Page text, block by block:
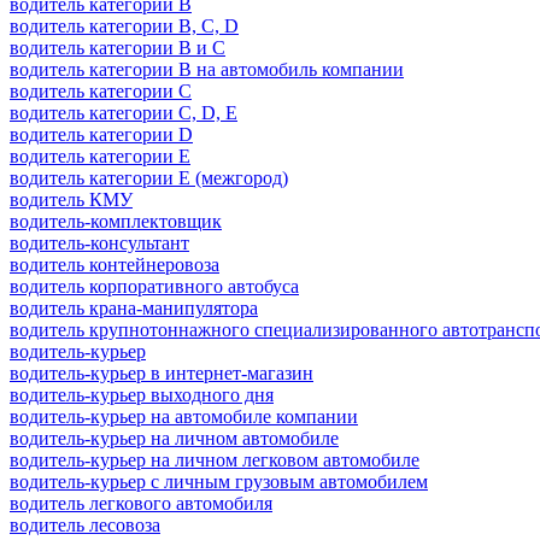
водитель категории B, C, D
водитель категории B и C
водитель категории B на автомобиль компании
водитель категории C
водитель категории C, D, E
водитель категории D
водитель категории E
водитель категории E (межгород)
водитель КМУ
водитель-комплектовщик
водитель-консультант
водитель контейнеровоза
водитель корпоративного автобуса
водитель крана-манипулятора
водитель крупнотоннажного специализированного
водитель-курьер
водитель-курьер в интернет-магазин
водитель-курьер выходного дня
водитель-курьер на автомобиле компании
водитель-курьер на личном автомобиле
водитель-курьер на личном легковом автомобиле
водитель-курьер с личным грузовым автомобилем
водитель легкового автомобиля
водитель лесовоза